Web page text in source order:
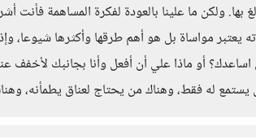
بها. ولكن ما علينا بالعودة لفكرة المساهمة
يعتبر مواساة بل هو أهم طرقها وأكثرها شيوعا،
أو ماذا علي أن أفعل وأنا بجانبك لأخفف
له فقط، وهناك من يحتاج لعناق يطمأنه،